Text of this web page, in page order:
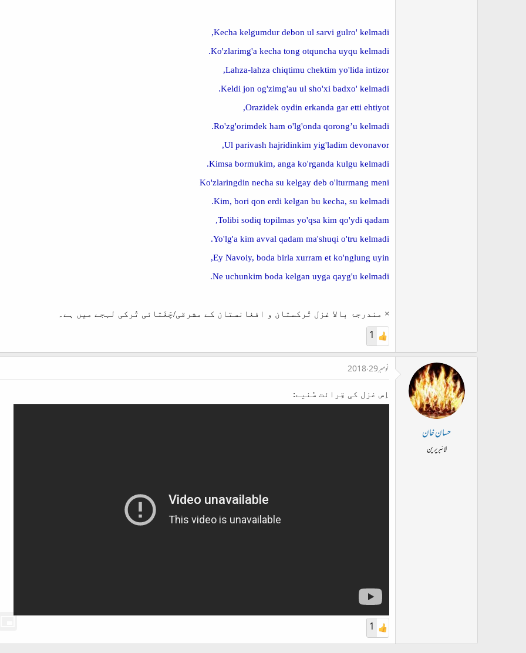
Kecha kelgumdur debon ul sarvi gulro' kelmadi,
Ko'zlarimg'a kecha tong otquncha uyqu kelmadi.
Lahza-lahza chiqtimu chektim yo'lida intizor,
Keldi jon og'zimg'au ul sho'xi badxo' kelmadi.
Orazidek oydin erkanda gar etti ehtiyot,
Ro'zg'orimdek ham o'lg'onda qorong’u kelmadi.
Ul parivash hajridinkim yig'ladim devonavor,
Kimsa bormukim, anga ko'rganda kulgu kelmadi.
Ko'zlaringdin necha su kelgay deb o'lturmang meni
Kim, bori qon erdi kelgan bu kecha, su kelmadi.
Tolibi sodiq topilmas yo'qsa kim qo'ydi qadam,
Yo'lg'a kim avval qadam ma'shuqi o'tru kelmadi.
Ey Navoiy, boda birla xurram et ko'nglung uyin,
Ne uchunkim boda kelgan uyga qayg'u kelmadi.
× مندرجۂ بالا غزل تُرکستان و افغانستان کے مشرقی/چَغَتائی تُرکی لہجے میں ہے۔
1
حسان خان
لائبریرین
نومبر 29، 2018
اِس غزل کی قِرائت سُنیے:
1